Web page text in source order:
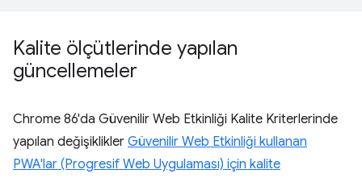
Kalite ölçütlerinde yapılan
güncellemeler
Chrome 86'da Güvenilir Web Etkinliği Kalite Kriterlerinde
yapılan değişiklikler Güvenilir Web Etkinliği kullanan
PWA'lar (Progresif Web Uygulaması) için kalite